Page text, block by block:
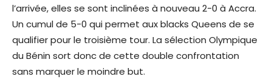
l’arrivée, elles se sont inclinées à nouveau 2-0 à Accra.
Un cumul de 5-0 qui permet aux blacks Queens de se
qualifier pour le troisième tour. La sélection Olympique
du Bénin sort donc de cette double confrontation
sans marquer le moindre but.